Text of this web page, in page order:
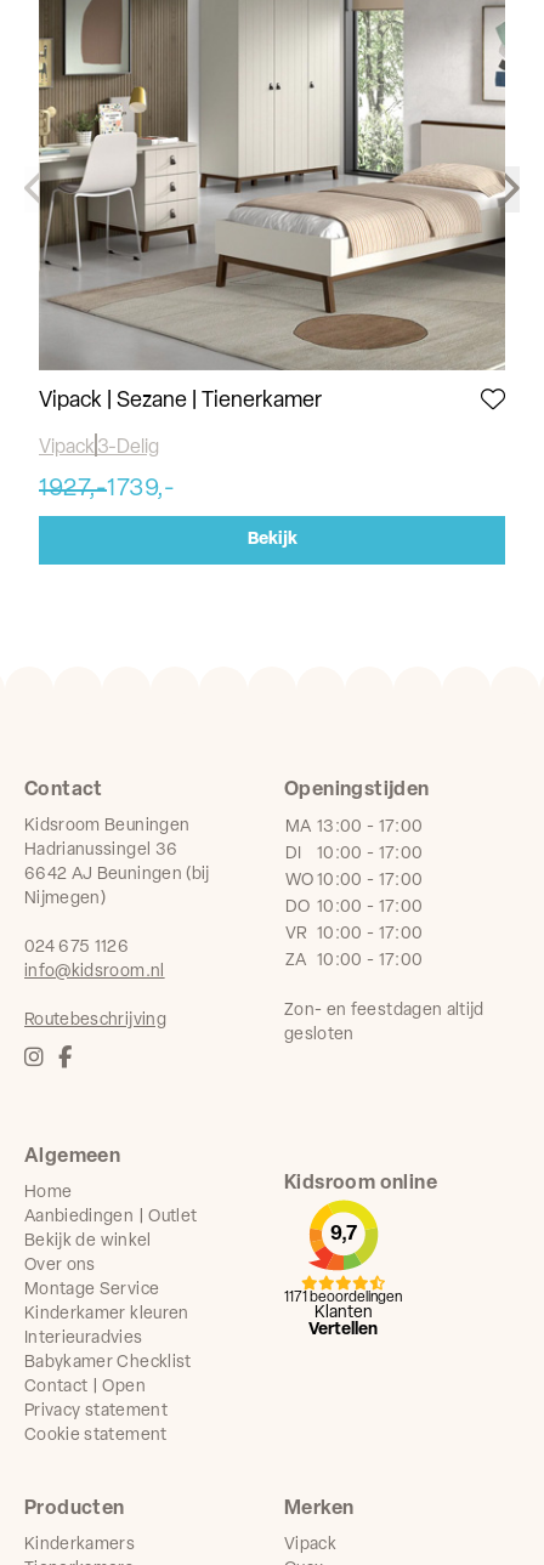
Vipack | Sezane | Tienerkamer
Vipack 3-Delig
1927,-1739,-
Bekijk
Algemeen
Home
Aanbiedingen | Outlet
Bekijk de winkel
Over ons
Montage Service
Kinderkamer kleuren
Interieuradvies
Babykamer Checklist
Contact | Open
Privacy statement
Cookie statement
Producten
Kinderkamers
Merken
Vipack
Contact
Kidsroom Beuningen
Hadrianussingel 36
6642 AJ Beuningen (bij
Nijmegen)
024 675 1126
info@kidsroom.nl
Routebeschrijving
Openingstijden
MA 13:00 - 17:00
DI
10:00 - 17:00
WO 10:00 - 17:00
DO 10:00 - 17:00
VR 10:00 - 17:00
ZA 10:00 - 17:00
Zon- en feestdagen altijd
gesloten
Kidsroom online
9,7
Klanten
Vertellen
1171 beoordelingen